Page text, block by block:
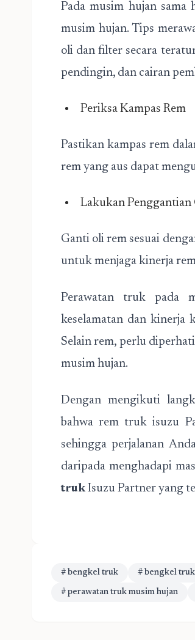
Pada musim hujan
musim hujan. Tips
oli dan filter secara
pendingin, dan cairan
Periksa Kampas Rem
Pastikan kampas rem
rem yang aus dapat
Lakukan Penggantian
Ganti oli rem sesuai
untuk menjaga kinerja
Perawatan truk pada
keselamatan dan kinerja
Selain rem, perlu
musim hujan.
Dengan mengikuti
bahwa rem truk isuzu
sehingga perjalanan
daripada menghadapi
trukIsuzu Partner yang
# bengkel truk # bengkel
# perawatan truk musim hujan